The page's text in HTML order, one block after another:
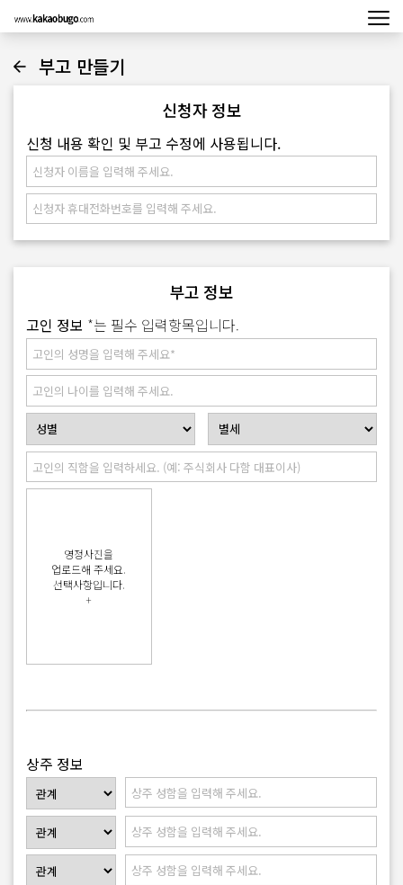
부고 만들기
신청자 정보
신청 내용 확인 및 부고 수정에 사용됩니다.
부고 정보
고인 정보 *는 필수 입력항목입니다.
영정사진을
업로드해 주세요.
선택사항입니다.
+
상주 정보